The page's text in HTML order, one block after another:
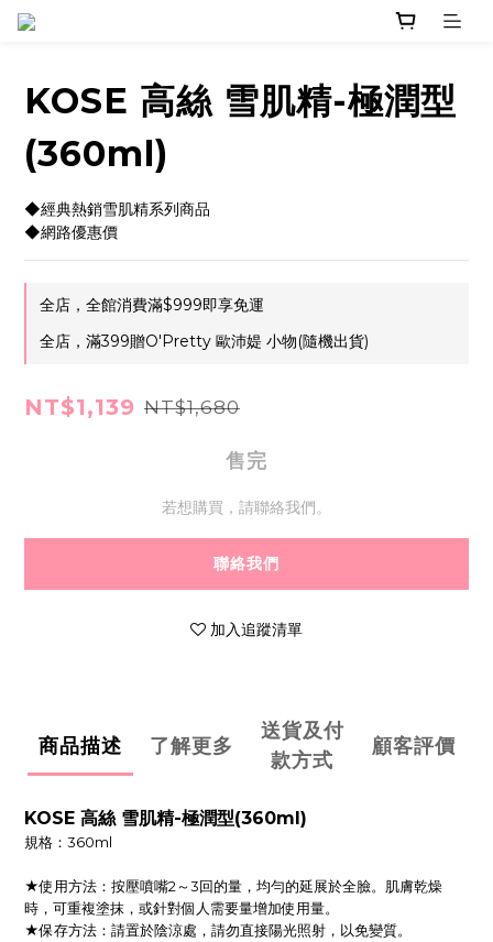
KOSE 高絲 雪肌精-極潤型
(360ml)
◆經典熱銷雪肌精系列商品
◆網路優惠價
全店，全館消費滿$999即享免運
全店，滿399贈O'Pretty 歐沛媞 小物(隨機出貨)
NT$1,139 NT$1,680
售完
若想購買，請聯絡我們。
聯絡我們
加入追蹤清單
商品描述 了解更多
送貨及付
款方式
顧客評價
KOSE 高絲 雪肌精-極潤型(360ml)
規格：360ml
★使用方法：按壓噴嘴2～3回的量，均勻的延展於全臉。肌膚乾燥
時，可重複塗抹，或針對個人需要量增加使用量。
★保存方法：請置於陰涼處，請勿直接陽光照射，以免變質。